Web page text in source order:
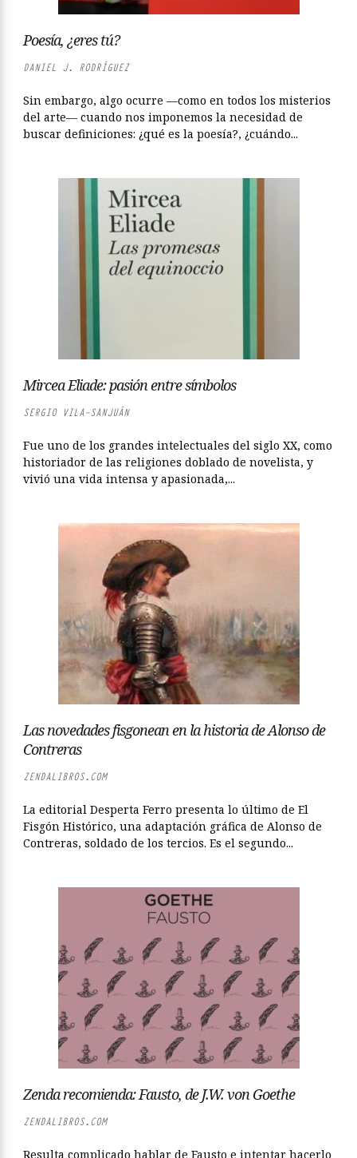
Poesía, ¿eres tú?
DANIEL J. RODRÍGUEZ
Sin embargo, algo ocurre —como en todos los misterios
del arte— cuando nos imponemos la necesidad de
buscar definiciones: ¿qué es la poesía?, ¿cuándo...
Mircea Eliade: pasión entre símbolos
SERGIO VILA-SANJUÁN
Fue uno de los grandes intelectuales del siglo XX, como
historiador de las religiones doblado de novelista, y
vivió una vida intensa y apasionada,...
Las novedades fisgonean en la historia de Alonso de
Contreras
ZENDALIBROS.COM
La editorial Desperta Ferro presenta lo último de El
Fisgón Histórico, una adaptación gráfica de Alonso de
Contreras, soldado de los tercios. Es el segundo...
Zenda recomienda: Fausto, de J.W. von Goethe
ZENDALIBROS.COM
Resulta complicado hablar de Fausto e intentar hacerlo